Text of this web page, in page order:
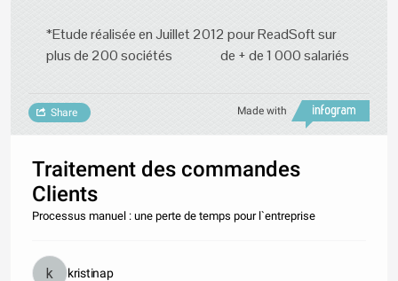
*Etude réalisée en Juillet 2012 pour ReadSoft sur
plus de 200 sociétés de + de 1 000 salariés
Made with
Share
Traitement des commandes
Clients
Processus manuel : une perte de temps pour l`entreprise
kristinap